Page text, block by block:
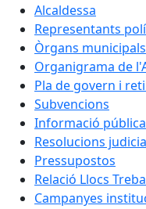
Alcaldessa
Representants
Òrgans municipals
Organigrama de
Pla de govern i
Subvencions
Informació pública
Resolucions
Pressupostos
Relació Llocs
Campanyes